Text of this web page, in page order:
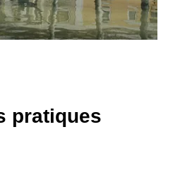
pratiques